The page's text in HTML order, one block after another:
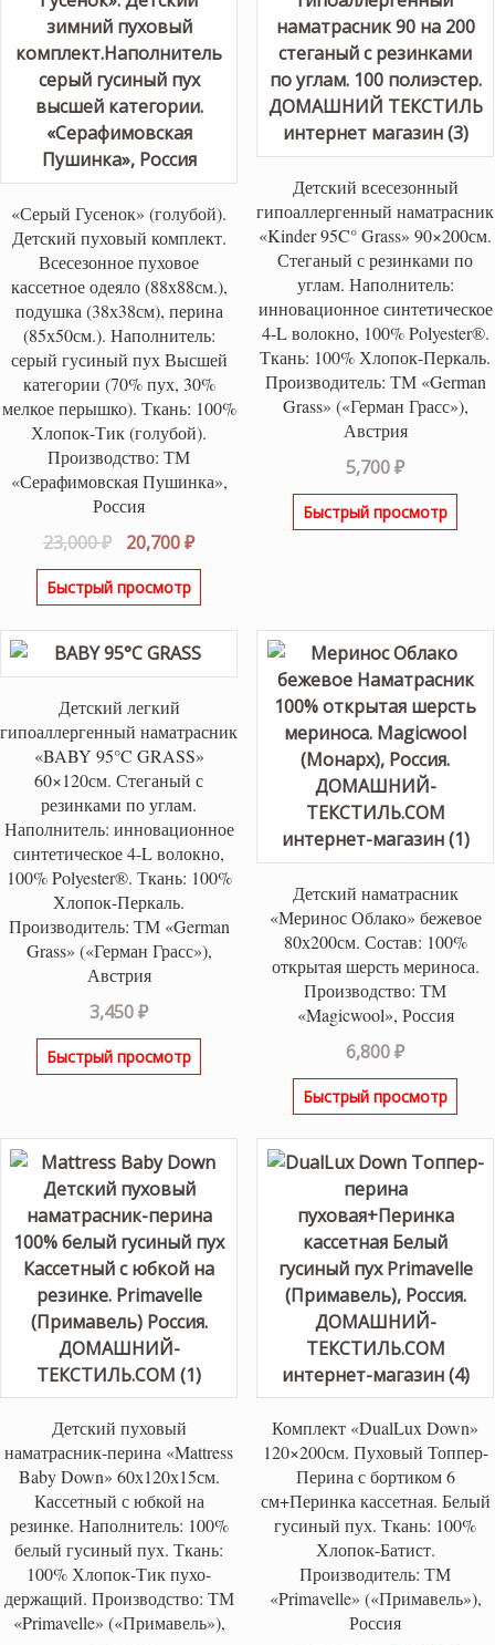
«Серый Гусенок» (голубой).
Детский пуховый комплект.
Всесезонное пуховое
кассетное одеяло (88х88см.),
подушка (38х38см), перина
(85х50см.). Наполнитель:
серый гусиный пух Высшей
категории (70% пух, 30%
мелкое перышко). Ткань: 100%
Хлопок-Тик (голубой).
Производство: ТМ
«Серафимовская Пушинка»,
Россия
23,000₽
Первоначальная
цена
составляла
20,700₽Текущая
цена:
Быстрый просмотр
Детский всесезонный
гипоаллергенный наматрасник
«Kinder 95C° Grass» 90×200см.
Стеганый с резинками по
углам. Наполнитель:
инновационное синтетическое
4-L волокно, 100% Polyester®.
Ткань: 100% Хлопок-Перкаль.
Производитель: ТМ «German
Grass» («Герман Грасс»),
Австрия
5,700₽
Быстрый просмотр
Детский легкий
гипоаллергенный наматрасник
«BABY 95°C GRASS»
60×120см. Стеганый с
резинками по углам.
Наполнитель: инновационное
синтетическое 4-L волокно,
100% Polyester®. Ткань: 100%
Хлопок-Перкаль.
Производитель: ТМ «German
Grass» («Герман Грасс»),
Австрия
3,450₽
Быстрый просмотр
Детский наматрасник
«Меринос Облако» бежевое
80х200см. Состав: 100%
открытая шерсть мериноса.
Производство: ТМ
«Magicwool», Россия
6,800₽
Быстрый просмотр
Детский пуховый
наматрасник-перина «Mattress
Baby Down» 60х120х15см.
Кассетный с юбкой на
резинке. Наполнитель: 100%
белый гусиный пух. Ткань:
100% Хлопок-Тик пухо-
держащий. Производство: ТМ
«Primavelle» («Примавель»),
Комплект «DualLux Down»
120×200см. Пуховый Топпер-
Перина с бортиком 6
см+Перинка кассетная. Белый
гусиный пух. Ткань: 100%
Хлопок-Батист.
Производитель: ТМ
«Primavelle» («Примавель»),
Россия